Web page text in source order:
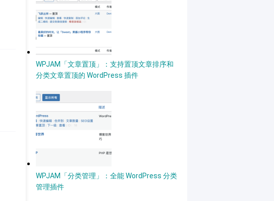
WPJAM「文章置顶」：支持置顶文章排序和
分类文章置顶的 WordPress 插件
WPJAM「分类管理」：全能 WordPress 分类
管理插件